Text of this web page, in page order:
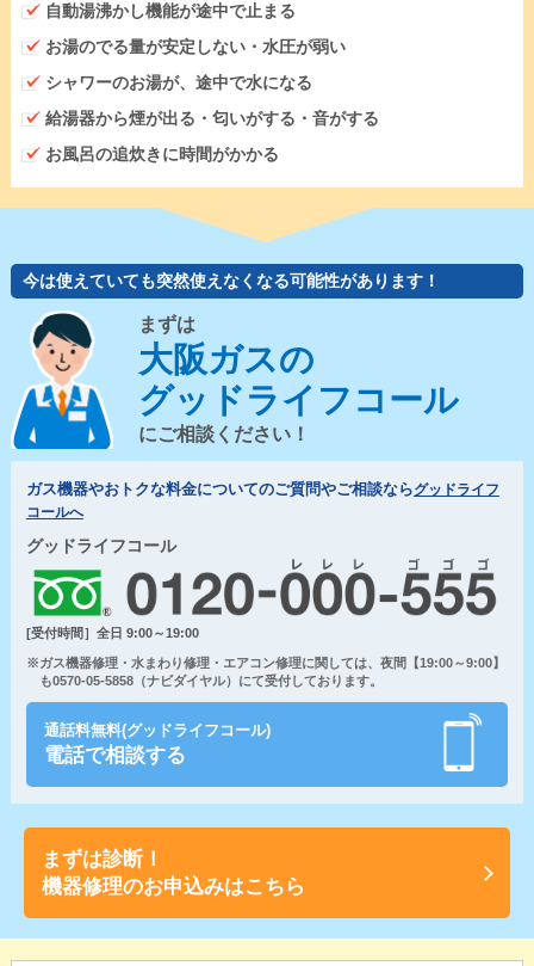
自動湯沸かし機能が途中で止まる
お湯のでる量が安定しない・水圧が弱い
シャワーのお湯が、途中で水になる
給湯器から煙が出る・匂いがする・音がする
お風呂の追炊きに時間がかかる
今は使えていても突然使えなくなる可能性があります！
まずは
大阪ガスの
グッドライフコール
にご相談ください！
ガス機器やおトクな料金についてのご質問やご相談ならグッドライフ
コールへ
グッドライフコール
[受付時間］全日 9:00～19:00
※ガス機器修理・水まわり修理・エアコン修理に関しては、夜間【19:00～9:00】
も0570-05-5858（ナビダイヤル）にて受付しております。
通話料無料(グッドライフコール)
電話で相談する
まずは診断！
機器修理のお申込みはこちら